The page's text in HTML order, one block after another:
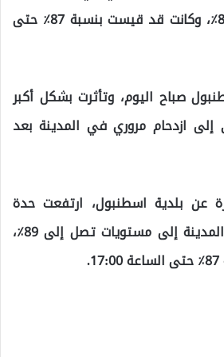
مستويات تصل إلى 89٪، وكانت قد قيست بنسبة 87٪ حتى
صباح اليوم، وتأثرت بشكل أكبر
ازدحام مروري في المدينة بعد
عن بلدية اسطنبول، ارتفعت حدة
الازدحام المروري في المدينة إلى مستويات تصل إلى 89٪،